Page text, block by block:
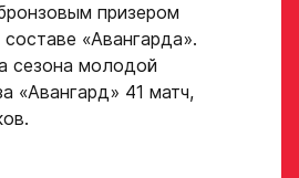
призером
«Авангарда».
сезона молодой
«Авангард» 41 матч,
Дата рождения игрока
полностью